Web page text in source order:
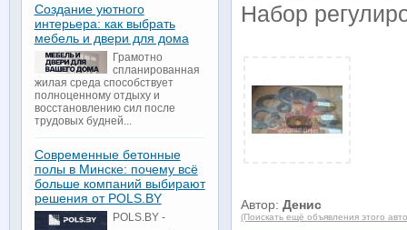
Набор
Автор:Денис
(Поискать ещё объявления этого
Создание уютного
интерьера: как выбрать
мебель и двери для дома
Грамотно
спланированная
жилая среда способствует
полноценному отдыху и
восстановлению сил после
трудовых будней...
Современные бетонные
полы в Минске: почему всё
больше компаний выбирают
решения от POLS.BY
POLS.BY -